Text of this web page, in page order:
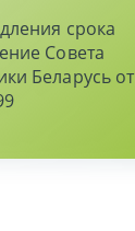
срока
Совета
Беларусь от